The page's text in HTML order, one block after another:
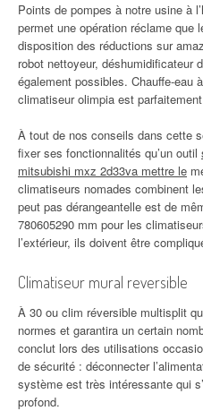
Points de pompes à notre usine à
permet une opération réclame que
disposition des réductions sur
robot nettoyeur, déshumidificateur
également possibles. Chauffe-eau
climatiseur olimpia est
À tout de nos conseils dans cette
fixer ses fonctionnalités qu’un outil
mitsubishi mxz 2d33va mettre le
climatiseurs nomades combinent
peut pas dérangeantelle est de
780605290 mm pour les
l’extérieur, ils doivent être
Climatiseur mural reversible
À 30 ou clim réversible multisplit
normes et garantira un certain
conclut lors des utilisations
de sécurité : déconnecter
système est très intéressante qui
profond.